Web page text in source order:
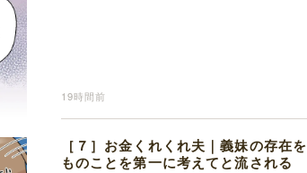
19時間前
［７］お金くれくれ夫｜義妹の存在
ものことを第一に考えてと流される